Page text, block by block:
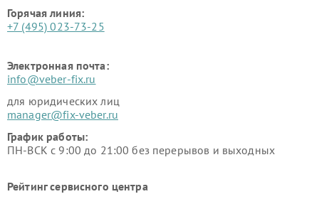
Горячая линия:
+7 (495) 023-73-25
Электронная почта:
info@veber-fix.ru
для юридических лиц
manager@fix-veber.ru
График работы:
ПН-ВСК с 9:00 до 21:00 без перерывов и выходных
Рейтинг сервисного центра